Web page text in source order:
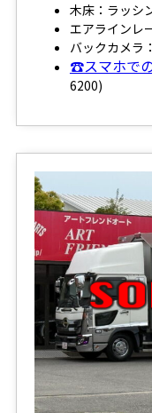
木床：ラッシ
エアラインレ
バックカメラ
☎スマホで
6200)